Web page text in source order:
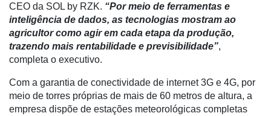
Troca
Cadeira
Artigos
Agenda
Agricultura
CEO da SOL by RZK. “Por meio de ferramentas e
inteligência de dados, as tecnologias mostram ao
agricultor como agir em cada etapa da produção,
trazendo mais rentabilidade e previsibilidade”,
completa o executivo.
Com a garantia de conectividade de internet 3G e 4G, por
meio de torres próprias de mais de 60 metros de altura, a
empresa dispõe de estações meteorológicas completas